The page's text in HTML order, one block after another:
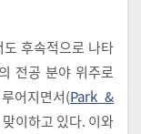
후속적으로 나타
전공 분야 위주로
어지면서(Park &
이하고 있다. 이와